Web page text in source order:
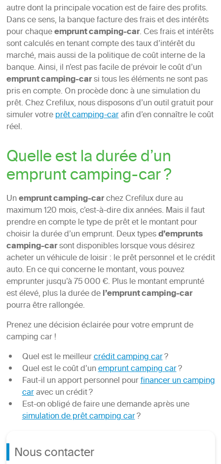
autre dont la principale vocation est de faire des profits.
Dans ce sens, la banque facture des frais et des intérêts
pour chaqueemprunt camping-car. Ces frais et intérêts
sont calculés en tenant compte des taux d’intérêt du
marché, mais aussi de la politique de coût interne de la
banque. Ainsi, il n’est pas facile de prévoir le coût d’un
emprunt camping-carsi tous les éléments ne sont pas
pris en compte. On procède donc à une simulation du
prêt. Chez Crefilux, nous disposons d’un outil gratuit pour
simuler votreprêt camping-carafin d’en connaître le coût
réel.
Quelle est la durée d’un
emprunt camping-car ?
Unemprunt camping-carchez Crefilux dure au
maximum 120 mois, c’est-à-dire dix années. Mais il faut
prendre en compte le type de prêt et le montant pour
choisir la durée d’un emprunt. Deux typesd’emprunts
camping-carsont disponibles lorsque vous désirez
acheter un véhicule de loisir : le prêt personnel et le crédit
auto. En ce qui concerne le montant, vous pouvez
emprunter jusqu’à 75 000 €. Plus le montant emprunté
est élevé, plus la durée del’emprunt camping-car
pourra être rallongée.
Prenez une décision éclairée pour votre emprunt de
camping car !
Quel est le meilleurcrédit camping car?
Quel est le coût d’unemprunt camping car?
Faut-il un apport personnel pourfinancer un camping
caravec un crédit ?
Est-on obligé de faire une demande après une
simulation de prêt camping car?
Nous contacter